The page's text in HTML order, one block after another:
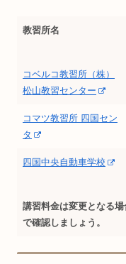
教習所名
コベルコ教習所（株）
松山教習センター
コマツ教習所 四国セン
タ
四国中央自動車学校
講習料金は変更となる
で確認しましょう。